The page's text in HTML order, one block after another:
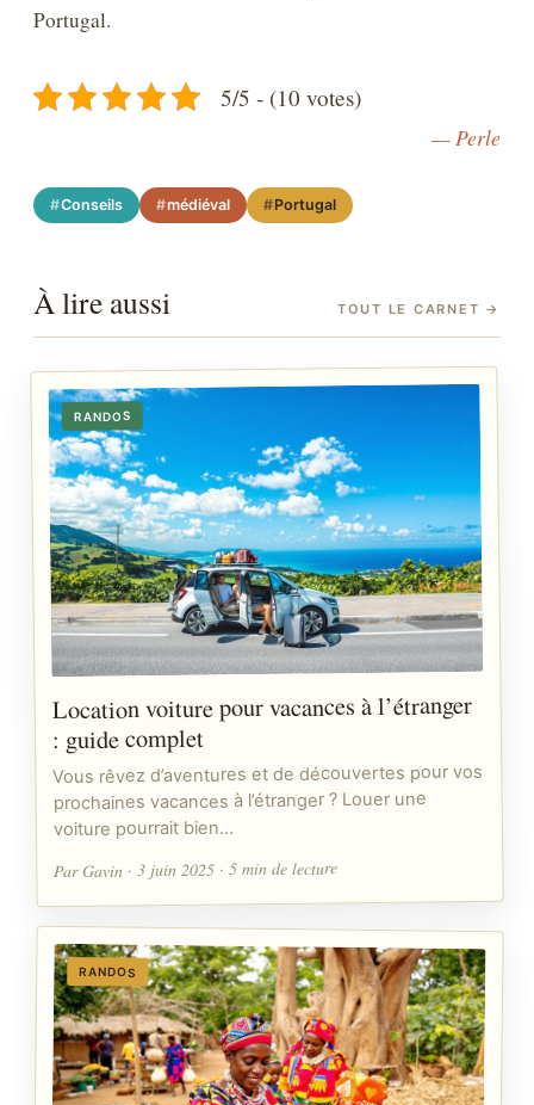
Portugal.
5/5 - (10 votes)
— Perle
Conseils médiéval Portugal
À lire aussi TOUT LE CARNET →
RANDOS
Location voiture pour vacances à l’étranger
: guide complet
Vous rêvez d’aventures et de découvertes pour vos
prochaines vacances à l’étranger ? Louer une
voiture pourrait bien…
Par Gavin · 3 juin 2025 · 5 min de lecture
RANDOS